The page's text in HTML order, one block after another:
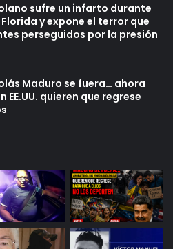
sufre un infarto durante
y expone el terror que
perseguidos por la presión
Maduro se fuera… ahora
quieren que regrese